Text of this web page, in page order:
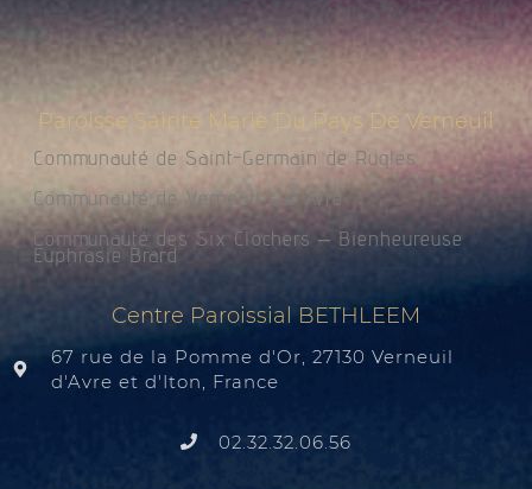
Paroisse Sainte Marie Du Pays De Verneuil
Communauté de Saint-Germain de Rugles
Communauté de Verneuil sur Avre
Communauté des Six Clochers – Bienheureuse
Euphrasie Brard
Centre Paroissial BETHLEEM
67 rue de la Pomme d'Or, 27130 Verneuil
d'Avre et d'Iton, France
02.32.32.06.56